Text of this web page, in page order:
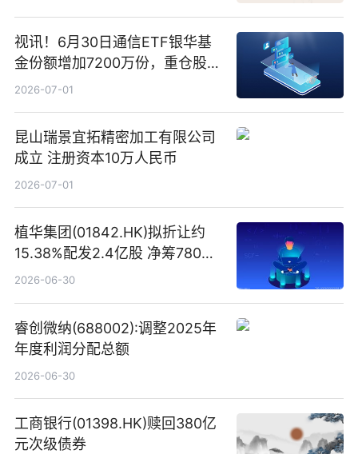
视讯！6月30日通信ETF银华基
金份额增加7200万份，重仓股新
易盛、中际旭创、立讯精密
2026-07-01
昆山瑞景宜拓精密加工有限公司
成立 注册资本10万人民币
2026-07-01
植华集团(01842.HK)拟折让约
15.38%配发2.4亿股 净筹780万
港元
2026-06-30
睿创微纳(688002):调整2025年
年度利润分配总额
2026-06-30
工商银行(01398.HK)赎回380亿
元次级债券